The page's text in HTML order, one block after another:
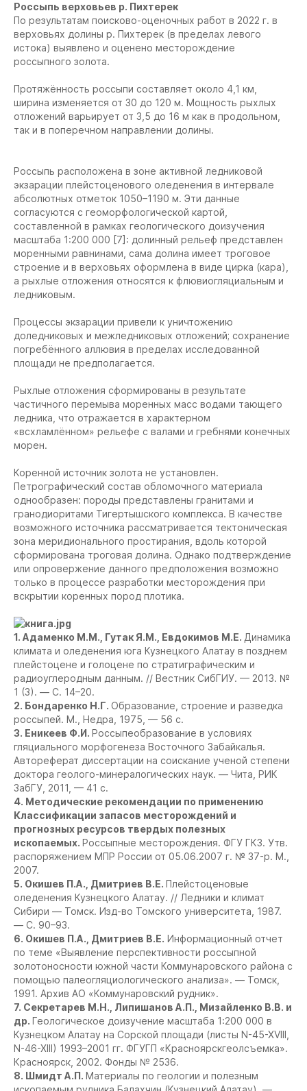
Россыпь верховьев р. Пихтерек
По результатам поисково-оценочных работ в 2022 г. в
верховьях долины р. Пихтерек (в пределах левого
истока) выявлено и оценено месторождение
россыпного золота.
Протяжённость россыпи составляет около 4,1 км,
ширина изменяется от 30 до 120 м. Мощность рыхлых
отложений варьирует от 3,5 до 16 м как в продольном,
так и в поперечном направлении долины.
Россыпь расположена в зоне активной ледниковой
экзарации плейстоценового оледенения в интервале
абсолютных отметок 1050–1190 м. Эти данные
согласуются с геоморфологической картой,
составленной в рамках геологического доизучения
масштаба 1:200 000 [7]: долинный рельеф представлен
моренными равнинами, сама долина имеет троговое
строение и в верховьях оформлена в виде цирка (кара),
а рыхлые отложения относятся к флювиогляциальным и
ледниковым.
Процессы экзарации привели к уничтожению
доледниковых и межледниковых отложений; сохранение
погребённого аллювия в пределах исследованной
площади не предполагается.
Рыхлые отложения сформированы в результате
частичного перемыва моренных масс водами тающего
ледника, что отражается в характерном
«всхламлённом» рельефе с валами и гребнями конечных
морен.
Коренной источник золота не установлен.
Петрографический состав обломочного материала
однообразен: породы представлены гранитами и
гранодиоритами Тигертышского комплекса. В качестве
возможного источника рассматривается тектоническая
зона меридионального простирания, вдоль которой
сформирована троговая долина. Однако подтверждение
или опровержение данного предположения возможно
только в процессе разработки месторождения при
вскрытии коренных пород плотика.
1. Адаменко М.М., Гутак Я.М., Евдокимов М.Е. Динамика
климата и оледенения юга Кузнецкого Алатау в позднем
плейстоцене и голоцене по стратиграфическим и
радиоуглеродным данным. // Вестник СибГИУ. — 2013. №
1 (3). — С. 14–20.
2. Бондаренко Н.Г. Образование, строение и разведка
россыпей. М., Недра, 1975, — 56 с.
3. Еникеев Ф.И. Россыпеобразование в условиях
гляциального морфогенеза Восточного Забайкалья.
Автореферат диссертации на соискание ученой степени
доктора геолого-минералогических наук. — Чита, РИК
ЗабГУ, 2011, — 41 с.
4. Методические рекомендации по применению
Классификации запасов месторождений и
прогнозных ресурсов твердых полезных
ископаемых. Россыпные месторождения. ФГУ ГКЗ. Утв.
распоряжением МПР России от 05.06.2007 г. № 37-р. М.,
2007.
5. Окишев П.А., Дмитриев В.Е. Плейстоценовые
оледенения Кузнецкого Алатау. // Ледники и климат
Сибири — Томск. Изд-во Томского университета, 1987.
— С. 90–93.
6. Окишев П.А., Дмитриев В.Е. Информационный отчет
по теме «Выявление перспективности россыпной
золотоносности южной части Коммунаровского района с
помощью палеогляциологического анализа». — Томск,
1991. Архив АО «Коммунаровский рудник».
7. Секретарев М.Н., Липишанов А.П., Мизайленко В.В. и
др. Геологическое доизучение масштаба 1:200 000 в
Кузнецком Алатау на Сорской площади (листы N-45-XVIII,
N-46-XIII) 1993–2001 гг. ФГУГП «Красноярскгеолсъемка».
Красноярск, 2002. Фонды № 2536.
8. Шмидт А.П. Материалы по геологии и полезным